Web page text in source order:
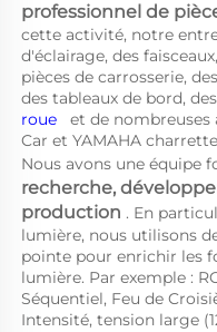
professionnel de
cette activité, notre
d'éclairage, des
pièces de carrosserie,
des tableaux de bord,
roue et de nombreuses
Car et YAMAHA
Nous avons une équipe
recherche,
production . En
lumière, nous utilisons
pointe pour enrichir les
lumière. Par exemple :
Séquentiel, Feu de
Intensité, tension large